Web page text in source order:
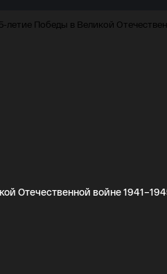
Отечественной войне